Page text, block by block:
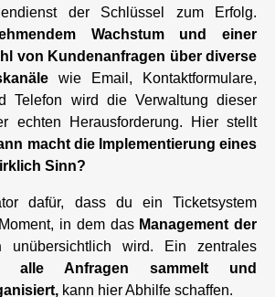
der Schlüssel zum Erfolg.
Wachstum und einer
von Kundenanfragen über diverse
wie Email, Kontaktformulare,
Telefon wird die Verwaltung dieser
echten Herausforderung. Hier stellt
macht die Implementierung eines
Sinn?
dafür, dass du ein Ticketsystem
in dem das Management der
unübersichtlich wird. Ein zentrales
alle Anfragen sammelt und
kann hier Abhilfe schaffen.